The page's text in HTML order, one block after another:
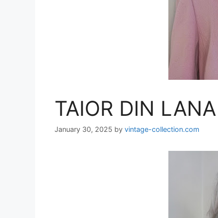
TAIOR DIN
January 30, 2025 by vintage-collection.com